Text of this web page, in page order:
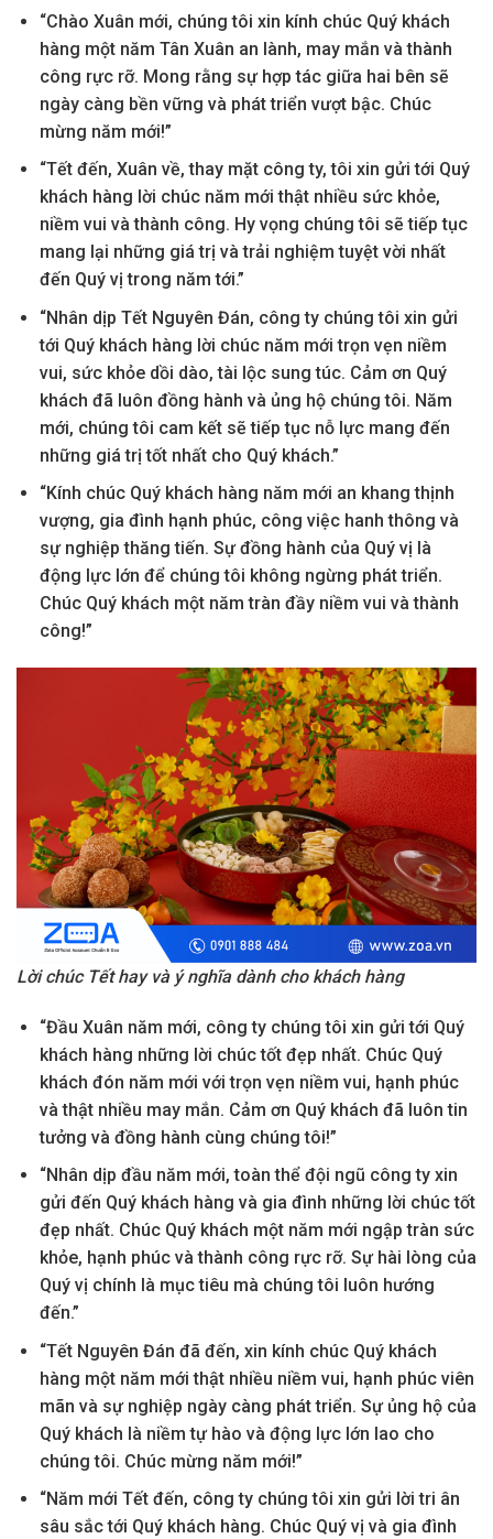
“Chào Xuân mới, chúng tôi xin kính chúc Quý khách
hàng một năm Tân Xuân an lành, may mắn và thành
công rực rỡ. Mong rằng sự hợp tác giữa hai bên sẽ
ngày càng bền vững và phát triển vượt bậc. Chúc
mừng năm mới!”
“Tết đến, Xuân về, thay mặt công ty, tôi xin gửi tới Quý
khách hàng lời chúc năm mới thật nhiều sức khỏe,
niềm vui và thành công. Hy vọng chúng tôi sẽ tiếp tục
mang lại những giá trị và trải nghiệm tuyệt vời nhất
đến Quý vị trong năm tới.”
“Nhân dịp Tết Nguyên Đán, công ty chúng tôi xin gửi
tới Quý khách hàng lời chúc năm mới trọn vẹn niềm
vui, sức khỏe dồi dào, tài lộc sung túc. Cảm ơn Quý
khách đã luôn đồng hành và ủng hộ chúng tôi. Năm
mới, chúng tôi cam kết sẽ tiếp tục nỗ lực mang đến
những giá trị tốt nhất cho Quý khách.”
“Kính chúc Quý khách hàng năm mới an khang thịnh
vượng, gia đình hạnh phúc, công việc hanh thông và
sự nghiệp thăng tiến. Sự đồng hành của Quý vị là
động lực lớn để chúng tôi không ngừng phát triển.
Chúc Quý khách một năm tràn đầy niềm vui và thành
công!”
Lời chúc Tết hay và ý nghĩa dành cho khách hàng
“Đầu Xuân năm mới, công ty chúng tôi xin gửi tới Quý
khách hàng những lời chúc tốt đẹp nhất. Chúc Quý
khách đón năm mới với trọn vẹn niềm vui, hạnh phúc
và thật nhiều may mắn. Cảm ơn Quý khách đã luôn tin
tưởng và đồng hành cùng chúng tôi!”
“Nhân dịp đầu năm mới, toàn thể đội ngũ công ty xin
gửi đến Quý khách hàng và gia đình những lời chúc tốt
đẹp nhất. Chúc Quý khách một năm mới ngập tràn sức
khỏe, hạnh phúc và thành công rực rỡ. Sự hài lòng của
Quý vị chính là mục tiêu mà chúng tôi luôn hướng
đến.”
“Tết Nguyên Đán đã đến, xin kính chúc Quý khách
hàng một năm mới thật nhiều niềm vui, hạnh phúc viên
mãn và sự nghiệp ngày càng phát triển. Sự ủng hộ của
Quý khách là niềm tự hào và động lực lớn lao cho
chúng tôi. Chúc mừng năm mới!”
“Năm mới Tết đến, công ty chúng tôi xin gửi lời tri ân
sâu sắc tới Quý khách hàng. Chúc Quý vị và gia đình